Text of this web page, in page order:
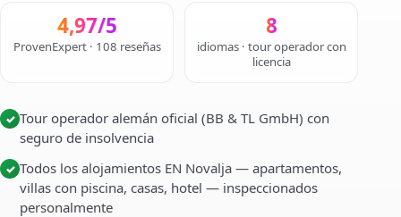
4,97/5
ProvenExpert · 108 reseñas
8
idiomas · tour operador con
licencia
✓ Tour operador alemán oficial (BB & TL GmbH) con
seguro de insolvencia
✓ Todos los alojamientos EN Novalja — apartamentos,
villas con piscina, casas, hotel — inspeccionados
personalmente